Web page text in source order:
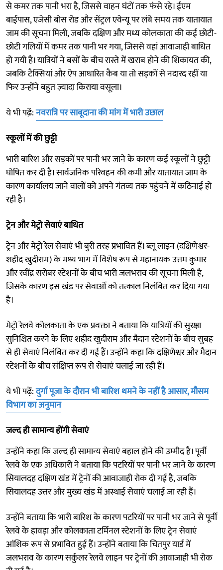
से कमर तक पानी भरा है, जिससे वाहन घंटों तक फंसे रहे। ईएम
बाईपास, एजेसी बोस रोड और सेंट्रल एवेन्यू पर लंबे समय तक यातायात
जाम की सूचना मिली, जबकि दक्षिण और मध्य कोलकाता की कई छोटी-
छोटी गलियों में कमर तक पानी भर गया, जिससे वहां आवाजाही बाधित
हो गयी है। यात्रियों ने बसों के बीच रास्ते में खराब होने की शिकायत की,
जबकि टैक्सियां और ऐप आधारित कैब या तो सड़कों से नदारद रहीं या
फिर उन्होंने बहुत ज़्यादा किराया वसूला।
ये भी पढे़ं:नवरात्रि पर साबूदाना की मांग में भारी उछाल
स्कूलों में की छुट्टी
भारी बारिश और सड़कों पर पानी भर जाने के कारण कई स्कूलों ने छुट्टी
घोषित कर दी है। सार्वजनिक परिवहन की कमी और यातायात जाम के
कारण कार्यालय जाने वालों को अपने गंतव्य तक पहुंचने में कठिनाई हो
रही है।
ट्रेन और मेट्रो सेवाएं बाधित
ट्रेन और मेट्रो रेल सेवाएं भी बुरी तरह प्रभावित हैं। ब्लू लाइन (दक्षिणेश्वर-
शहीद खुदीराम) के मध्य भाग में विशेष रूप से महानायक उत्तम कुमार
और रवींद्र सरोबर स्टेशनों के बीच भारी जलभराव की सूचना मिली है,
जिसके कारण इस खंड पर सेवाओं को तत्काल निलंबित कर दिया गया
है।
मेट्रो रेलवे कोलकाता के एक प्रवक्ता ने बताया कि यात्रियों की सुरक्षा
सुनिश्चित करने के लिए शहीद खुदीराम और मैदान स्टेशनों के बीच सुबह
से ही सेवाएं निलंबित कर दी गई हैं। उन्होंने कहा कि दक्षिणेश्वर और मैदान
स्टेशनों के बीच संक्षिप्त रूप से सेवाएं चलाई जा रही हैं।
ये भी पढ़ें:दुर्गा पूजा के दौरान भी बारिश थमने के नहीं है आसार, मौसम
विभाग का अनुमान
जल्द ही सामान्य होंगी सेवाएं
उन्होंने कहा कि जल्द ही सामान्य सेवाएं बहाल होने की उम्मीद है। पूर्वी
रेलवे के एक अधिकारी ने बताया कि पटरियों पर पानी भर जाने के कारण
सियालदह दक्षिण खंड में ट्रेनों की आवाजाही रोक दी गई है, जबकि
सियालदह उत्तर और मुख्य खंड में अस्थाई सेवाएं चलाई जा रही हैं।
उन्होंने बताया कि भारी बारिश के कारण पटरियों पर पानी भर जाने से पूर्वी
रेलवे के हावड़ा और कोलकाता टर्मिनल स्टेशनों के लिए ट्रेन सेवाएं
आंशिक रूप से प्रभावित हुई हैं। उन्होंने बताया कि चितपुर यार्ड में
जलभराव के कारण सर्कुलर रेलवे लाइन पर ट्रेनों की आवाजाही भी रोक